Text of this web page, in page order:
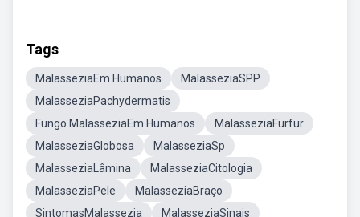
Tags
MalasseziaEm Humanos
MalasseziaSPP
MalasseziaPachydermatis
Fungo MalasseziaEm Humanos
MalasseziaFurfur
MalasseziaGlobosa
MalasseziaSp
MalasseziaLâmina
MalasseziaCitologia
MalasseziaPele
MalasseziaBraço
SintomasMalassezia
MalasseziaSinais